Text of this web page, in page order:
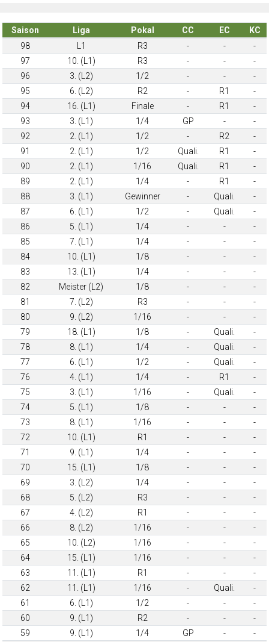
Saison Liga Pokal CC EC
KC
98
L1 R3 - -
-
97
10. (L1) R3 - -
-
96
3. (L2) 1/2 - -
-
95
6. (L2) R2 - R1
-
94
16. (L1) Finale - R1
-
93
3. (L1) 1/4 GP -
-
92
2. (L1) 1/2 - R2
-
91
2. (L1) 1/2 Quali. R1
-
90
2. (L1) 1/16 Quali. R1
-
89
2. (L1) 1/4 - R1
-
88
3. (L1) Gewinner - Quali.
-
87
6. (L1) 1/2 - Quali.
-
86
5. (L1) 1/4 - -
-
85
7. (L1) 1/4 - -
-
84
10. (L1) 1/8 - -
-
83
13. (L1) 1/4 - -
-
82
Meister (L2) 1/8 - -
-
81
7. (L2) R3 - -
-
80
9. (L2) 1/16 - -
-
79
18. (L1) 1/8 - Quali.
-
78
8. (L1) 1/4 - Quali.
-
77
6. (L1) 1/2 - Quali.
-
76
4. (L1) 1/4 - R1
-
75
3. (L1) 1/16 - Quali.
-
74
5. (L1) 1/8 - -
-
73
8. (L1) 1/16 - -
-
72
10. (L1) R1 - -
-
71
9. (L1) 1/4 - -
-
70
15. (L1) 1/8 - -
-
69
3. (L2) 1/4 - -
-
68
5. (L2) R3 - -
-
67
4. (L2) R1 - -
-
66
8. (L2) 1/16 - -
-
65
10. (L2) 1/16 - -
-
64
15. (L1) 1/16 - -
-
63
11. (L1) R1 - -
-
62
11. (L1) 1/16 - Quali.
-
61
6. (L1) 1/2 - -
-
60
9. (L1) R2 - -
-
59
9. (L1) 1/4 GP -
-